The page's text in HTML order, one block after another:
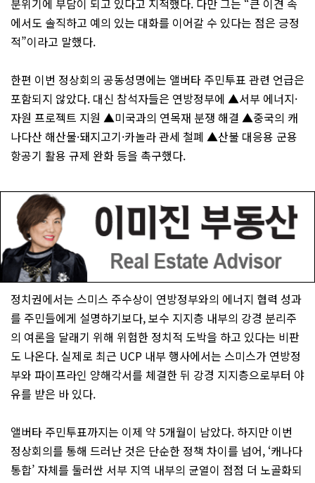
분위기에 부담이 되고 있다고 지적했다. 다만 그는 “큰 이견 속
에서도 솔직하고 예의 있는 대화를 이어갈 수 있다는 점은 긍정
적”이라고 말했다.
한편 이번 정상회의 공동성명에는 앨버타 주민투표 관련 언급은
포함되지 않았다. 대신 참석자들은 연방정부에 ▲서부 에너지·
자원 프로젝트 지원 ▲미국과의 연목재 분쟁 해결 ▲중국의 캐
나다산 해산물·돼지고기·카놀라 관세 철폐 ▲산불 대응용 군용
항공기 활용 규제 완화 등을 촉구했다.
정치권에서는 스미스 주수상이 연방정부와의 에너지 협력 성과
를 주민들에게 설명하기보다, 보수 지지층 내부의 강경 분리주
의 여론을 달래기 위해 위험한 정치적 도박을 하고 있다는 비판
도 나온다. 실제로 최근 UCP 내부 행사에서는 스미스가 연방정
부와 파이프라인 양해각서를 체결한 뒤 강경 지지층으로부터 야
유를 받은 바 있다.
앨버타 주민투표까지는 이제 약 5개월이 남았다. 하지만 이번
정상회의를 통해 드러난 것은 단순한 정책 차이를 넘어, ‘캐나다
통합’ 자체를 둘러싼 서부 지역 내부의 균열이 점점 더 노골화되